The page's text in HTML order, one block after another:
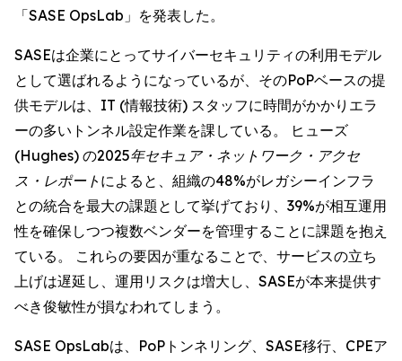
「SASE OpsLab」を発表した。
SASEは企業にとってサイバーセキュリティの利用モデル
として選ばれるようになっているが、そのPoPベースの提
供モデルは、IT (情報技術) スタッフに時間がかかりエラ
ーの多いトンネル設定作業を課している。 ヒューズ
(Hughes) の2025年セキュア・ネットワーク・アクセ
ス・レポート によると、組織の48%がレガシーインフラ
との統合を最大の課題として挙げており、39%が相互運用
性を確保しつつ複数ベンダーを管理することに課題を抱え
ている。 これらの要因が重なることで、サービスの立ち
上げは遅延し、運用リスクは増大し、SASEが本来提供す
べき俊敏性が損なわれてしまう。
SASE OpsLabは、PoPトンネリング、SASE移行、CPEア